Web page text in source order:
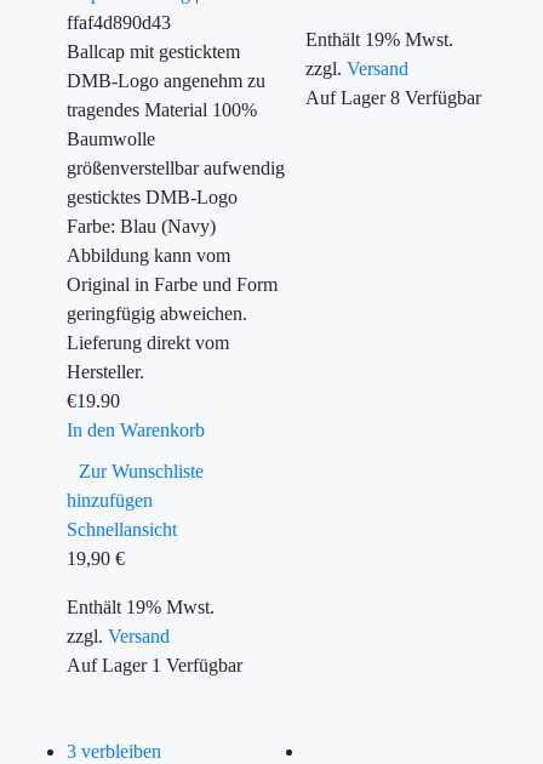
ffaf4d890d43
Ballcap mit gesticktem
DMB-Logo angenehm zu
tragendes Material 100%
Baumwolle
größenverstellbar aufwendig
gesticktes DMB-Logo
Farbe: Blau (Navy)
Abbildung kann vom
Original in Farbe und Form
geringfügig abweichen.
Lieferung direkt vom
Hersteller.
€19.90
In den Warenkorb
Zur Wunschliste
hinzufügen
Schnellansicht
19,90 €
Enthält 19% Mwst.
zzgl. Versand
Auf Lager1 Verfügbar
Enthält 19% Mwst.
zzgl. Versand
Auf Lager8 Verfügbar
3 verbleiben